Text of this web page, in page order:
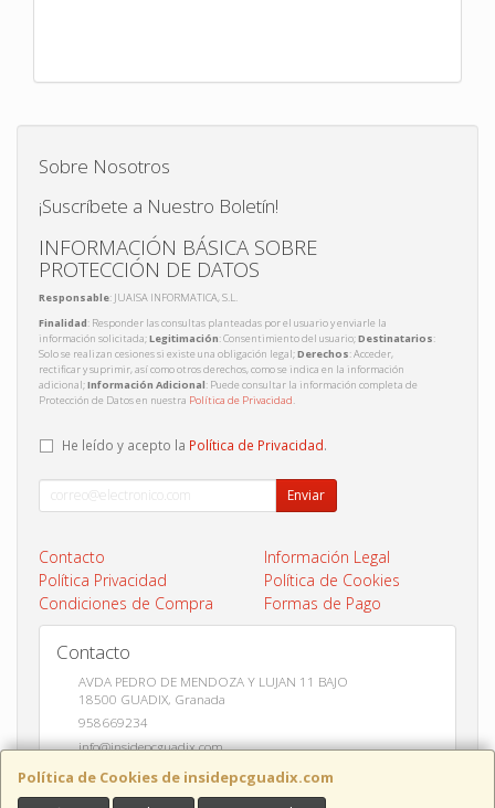
Política de Cookies de insidepcguadix.com
Sobre Nosotros
¡Suscríbete a Nuestro Boletín!
INFORMACIÓN BÁSICA SOBRE
PROTECCIÓN DE DATOS
Responsable: JUAISA INFORMATICA, S.L.
Finalidad: Responder las consultas planteadas por el usuario y enviarle la
información solicitada;Legitimación: Consentimiento del usuario;Destinatarios:
Solo se realizan cesiones si existe una obligación legal;Derechos: Acceder,
rectificar y suprimir, así como otros derechos, como se indica en la información
adicional;Información Adicional: Puede consultar la información completa de
Protección de Datos en nuestra Política de Privacidad.
He leído y acepto la Política de Privacidad.
Enviar
Contacto
Información Legal
Política Privacidad
Política de Cookies
Condiciones de Compra
Formas de Pago
Contacto
AVDA PEDRO DE MENDOZA Y LUJAN 11 BAJO
18500 GUADIX, Granada
958669234
info@insidepcguadix.com